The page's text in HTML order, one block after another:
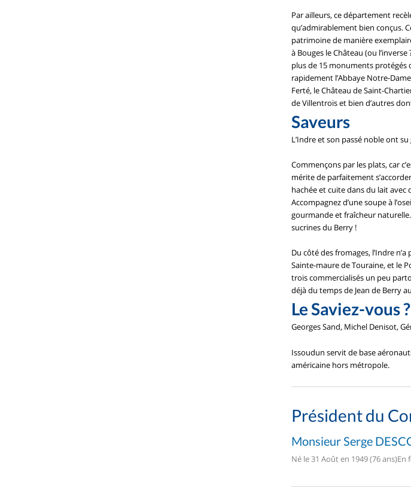
Par ailleurs, ce département
qu’admirablement bien conçus.
patrimoine de manière
à Bouges le Château (ou
plus de 15 monuments
rapidement l’Abbaye Notre-
Ferté, le Château de Saint-
de Villentrois et bien d’autres
Saveurs
L’Indre et son passé noble ont
Commençons par les plats, car
mérite de parfaitement
hachée et cuite dans du lait
Accompagnez d’une soupe à
gourmande et fraîcheur
sucrines du Berry !
Du côté des fromages, l’Indre
Sainte-maure de Touraine, et le
trois commercialisés un peu
déjà du temps de Jean de Berry
Le Saviez-vous ?
Georges Sand, Michel Denisot,
Issoudun servit de base
américaine hors métropole.
Président du
Monsieur Serge
Né le 31 Août en 1949 (76